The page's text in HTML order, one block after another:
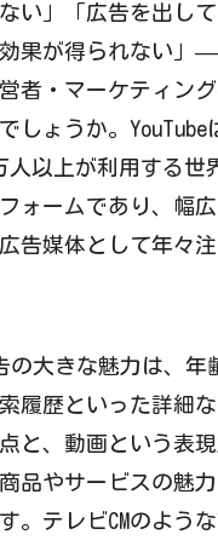
い」「広告を出して
果が得られない」
者・マーケティン
しょうか。YouTube
人以上が利用する世
ォームであり、幅
告媒体として年々
の大きな魅力は、年
履歴といった詳細
と、動画という表
品やサービスの魅
。テレビCMのよう